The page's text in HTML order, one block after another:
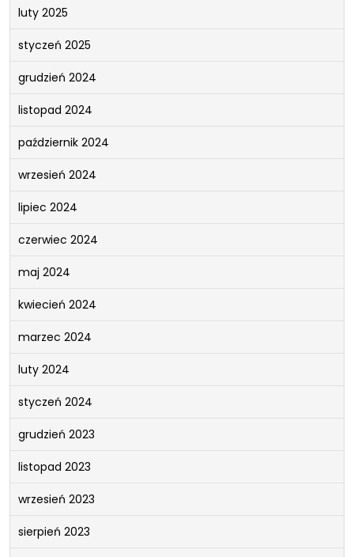
luty 2025
styczeń 2025
grudzień 2024
listopad 2024
październik 2024
wrzesień 2024
lipiec 2024
czerwiec 2024
maj 2024
kwiecień 2024
marzec 2024
luty 2024
styczeń 2024
grudzień 2023
listopad 2023
wrzesień 2023
sierpień 2023